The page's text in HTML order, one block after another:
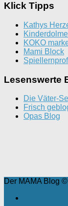
Klick Tipps
Kathys
KOKO
Mami Block
Lesenswerte
Die Väter-
Frisch
Opas Blog
Der MAMA Blog